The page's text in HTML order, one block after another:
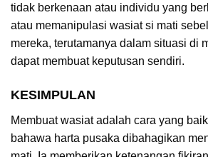
tidak berkenaan atau individu yang
atau memanipulasi wasiat si mati
mereka, terutamanya dalam situasi di
dapat membuat keputusan sendiri.
KESIMPULAN
Membuat wasiat adalah cara yang
bahawa harta pusaka dibahagikan